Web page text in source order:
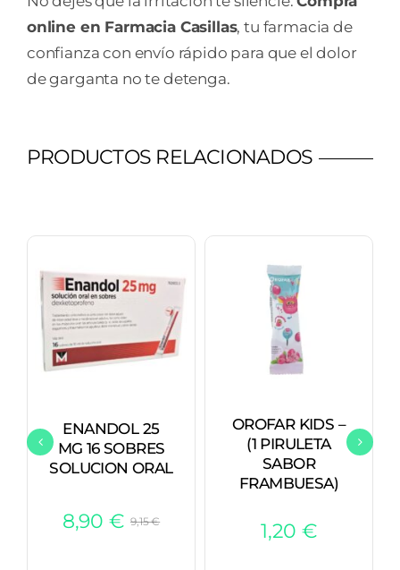
online en Farmacia Casillas, tu farmacia de
confianza con envío rápido para que el dolor
de garganta no te detenga.
PRODUCTOS RELACIONADOS
ENANDOL 25
MG 16 SOBRES
SOLUCION ORAL
9,15€El
8,90 €
El
OROFAR KIDS –
(1 PIRULETA
SABOR
FRAMBUESA)
1,20€